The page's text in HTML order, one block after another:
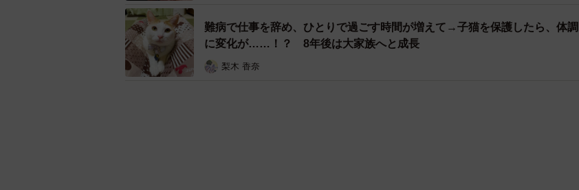
難病で仕事を辞め、ひとりで過ごす時間が増えて→子猫を保護したら、体調
に変化が……！？ 8年後は大家族へと成長
梨木 香奈